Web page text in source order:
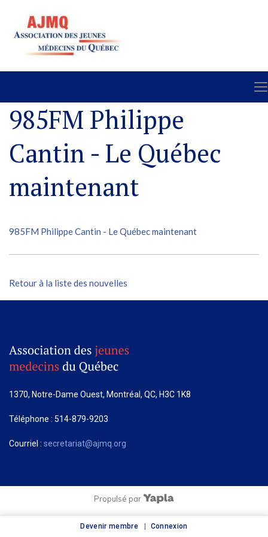
Devenir membre Connexion
985FM Philippe
Cantin - Le Québec
maintenant
985FM Philippe Cantin - Le Québec maintenant
Retour à la liste des nouvelles
1370, Notre-Dame Ouest, Montréal, QC, H3C 1K8
Téléphone : 514-879-9203
Courriel : secretariat@ajmq.org
Propulsé par